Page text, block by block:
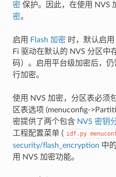
密 保护。因此，在使用 NVS
密。
启用 Flash 加密 时，默认启
Fi 驱动在默认的 NVS 分区中
码）。启用平台级加密后，
行加密。
使用 NVS 加密，分区表必须
区表选项 (menuconfig-
密提供了两个包含 NVS 密钥
工程配置菜单 ( idf.py
security/flash_encryption 中
用 NVS 加密功能。